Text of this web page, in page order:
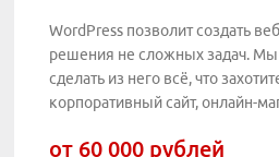
WordPress позволит создать
решения не сложных задач.
сделать из него всё, что
корпоративный сайт, онлайн-
от 60 000 рублей